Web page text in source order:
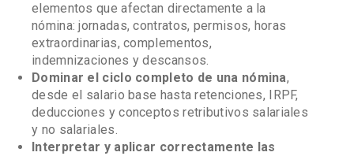
elementos que afectan directamente a la
nómina: jornadas, contratos, permisos, horas
extraordinarias, complementos,
indemnizaciones y descansos.
Dominar el ciclo completo de una nómina,
desde el salario base hasta retenciones, IRPF,
deducciones y conceptos retributivos salariales
y no salariales.
Interpretar y aplicar correctamente las